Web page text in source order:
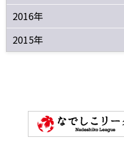
2016年
2015年